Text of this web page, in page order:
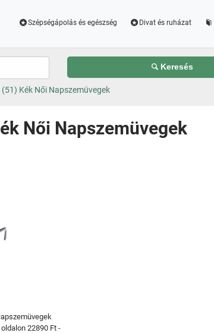
Szépségápolás és egészség Divat és ruházat
Keresés
Kék Női Napszemüvegek
Női Napszemüvegek
22890 Ft -